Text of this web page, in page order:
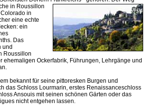
in Roussillon
in
eine echte
ein
Das
und
Roussillon
ehemaligen Ockerfabrik, Führungen, Lehrgänge und
bekannt für seine pittoresken Burgen und
das Schloss Lourmarin, erstes Renaissanceschloss
Ansouis mit seinen schönen Gärten oder das
nicht entgehen lassen.